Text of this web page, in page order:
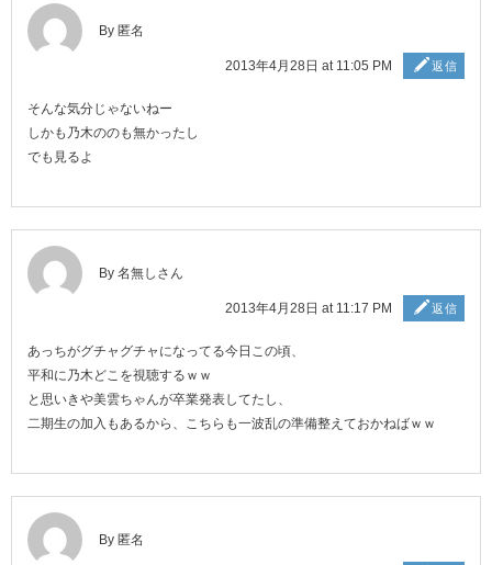
By 匿名
2013年4月28日 at 11:05 PM 返信
そんな気分じゃないねー
しかも乃木ののも無かったし
でも見るよ
By 名無しさん
2013年4月28日 at 11:17 PM 返信
あっちがグチャグチャになってる今日この頃、
平和に乃木どこを視聴するｗｗ
と思いきや美雲ちゃんが卒業発表してたし、
二期生の加入もあるから、こちらも一波乱の準備整えておかねばｗｗ
By 匿名